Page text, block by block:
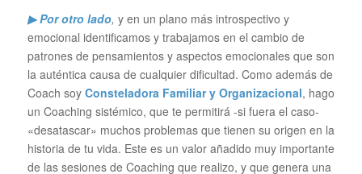
▶ Por otro lado, y en un plano más introspectivo y
emocional identificamos y trabajamos en el cambio de
patrones de pensamientos y aspectos emocionales que son
la auténtica causa de cualquier dificultad. Como además de
Coach soy Consteladora Familiar y Organizacional, hago
un Coaching sistémico, que te permitirá -si fuera el caso-
«desatascar» muchos problemas que tienen su origen en la
historia de tu vida. Este es un valor añadido muy importante
de las sesiones de Coaching que realizo, y que genera una